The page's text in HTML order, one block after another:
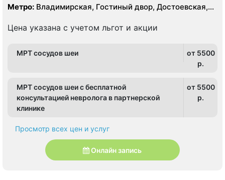
Метро: Владимирская, Гостиный двор, Достоевская,
Александра Невского, Площадь Восстания,
Чернышевская
Цена указана с учетом льгот и акции
МРТ сосудов шеи
от 5500
p.
МРТ сосудов шеи с бесплатной
консультацией невролога в партнерской
клинике
от 5500
p.
Просмотр всех цен и услуг
Онлайн запись